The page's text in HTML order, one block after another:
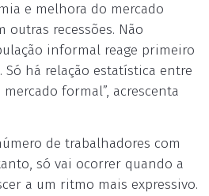
e melhora do mercado
recessões. Não
informal reage primeiro
Só há relação estatística entre
formal”, acrescenta
de trabalhadores com
só vai ocorrer quando a
a um ritmo mais expressivo.